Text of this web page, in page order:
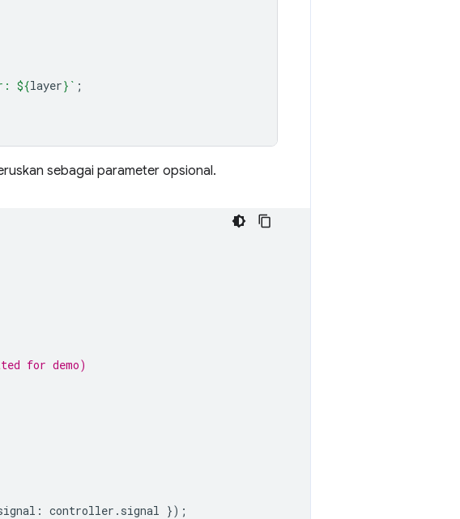
${layer} ` ;
sebagai parameter opsional.
for demo)
: controller . signal });